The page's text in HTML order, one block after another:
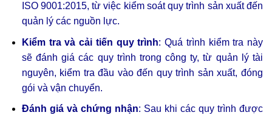
ISO 9001:2015, từ việc kiểm soát quy trình sản xuất đến
quản lý các nguồn lực.
Kiểm tra và cải tiến quy trình: Quá trình kiểm tra này
sẽ đánh giá các quy trình trong công ty, từ quản lý tài
nguyên, kiểm tra đầu vào đến quy trình sản xuất, đóng
gói và vận chuyển.
Đánh giá và chứng nhận: Sau khi các quy trình được